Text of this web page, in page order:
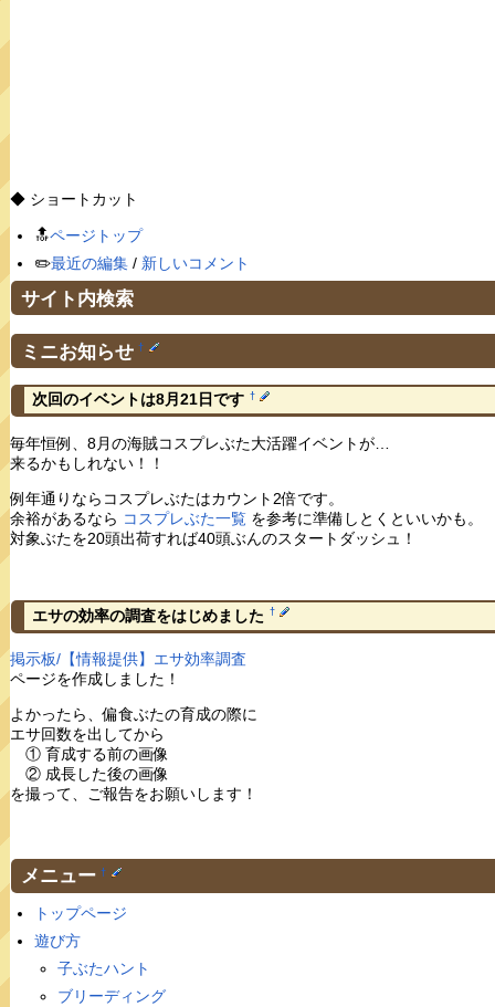
◆ ショートカット
🔝ページトップ
✏️最近の編集/ 新しいコメント
サイト内検索
ミニお知らせ †
次回のイベントは8月21日です †
毎年恒例、8月の海賊コスプレぶた大活躍イベントが…
来るかもしれない！！
例年通りならコスプレぶたはカウント2倍です。
余裕があるなら コスプレぶた一覧を参考に準備しとくといいかも。
対象ぶたを20頭出荷すれば40頭ぶんのスタートダッシュ！
エサの効率の調査をはじめました †
掲示板/【情報提供】エサ効率調査
ページを作成しました！
よかったら、偏食ぶたの育成の際に
エサ回数を出してから
① 育成する前の画像
② 成長した後の画像
を撮って、ご報告をお願いします！
メニュー †
トップページ
遊び方
子ぶたハント
ブリーディング